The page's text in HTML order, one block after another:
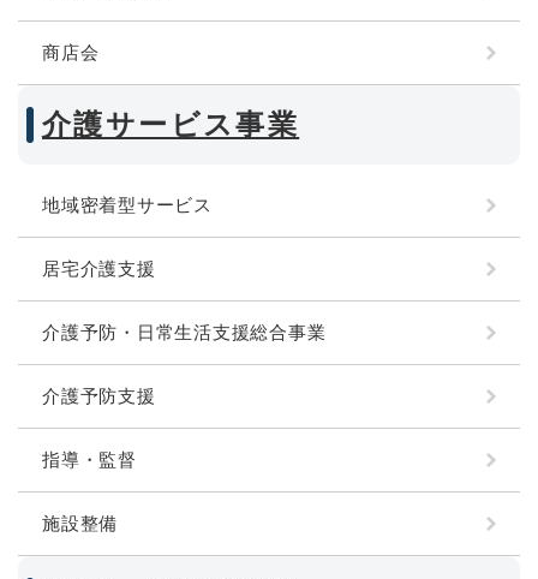
商店会
介護サービス事業
地域密着型サービス
居宅介護支援
介護予防・日常生活支援総合事業
介護予防支援
指導・監督
施設整備